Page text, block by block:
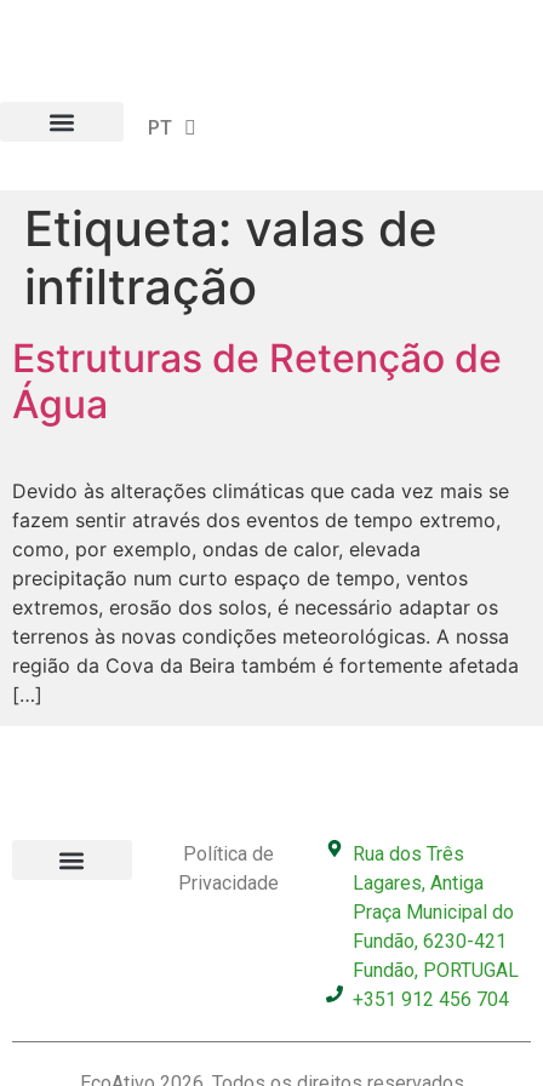
PT
EN
Etiqueta: valas de
infiltração
Estruturas de Retenção de
Água
Devido às alterações climáticas que cada vez mais se
fazem sentir através dos eventos de tempo extremo,
como, por exemplo, ondas de calor, elevada
precipitação num curto espaço de tempo, ventos
extremos, erosão dos solos, é necessário adaptar os
terrenos às novas condições meteorológicas. A nossa
região da Cova da Beira também é fortemente afetada
[…]
Política de
Privacidade
Rua dos Três
Lagares, Antiga
Praça Municipal do
Fundão, 6230-421
Fundão, PORTUGAL
+351 912 456 704